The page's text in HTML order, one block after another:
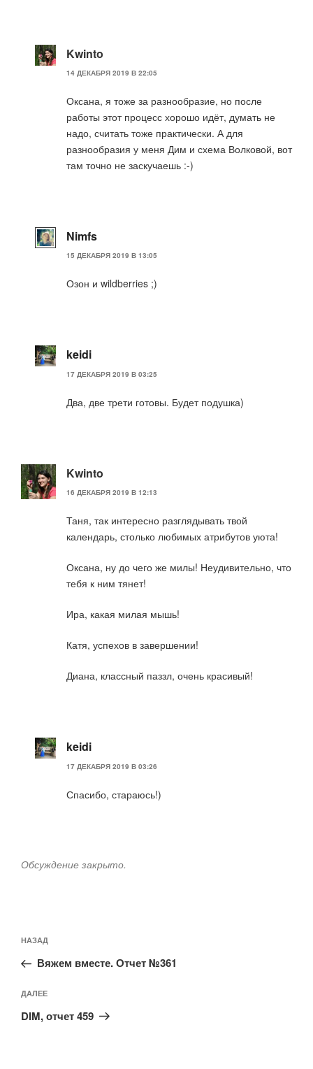
Kwinto
14 ДЕКАБРЯ 2019 В 22:05
Оксана, я тоже за разнообразие, но после
работы этот процесс хорошо идёт, думать не
надо, считать тоже практически. А для
разнообразия у меня Дим и схема Волковой, вот
там точно не заскучаешь :-)
Nimfs
15 ДЕКАБРЯ 2019 В 13:05
Озон и wildberries ;)
keidi
17 ДЕКАБРЯ 2019 В 03:25
Два, две трети готовы. Будет подушка)
Kwinto
16 ДЕКАБРЯ 2019 В 12:13
Таня, так интересно разглядывать твой
календарь, столько любимых атрибутов уюта!
Оксана, ну до чего же милы! Неудивительно, что
тебя к ним тянет!
Ира, какая милая мышь!
Катя, успехов в завершении!
Диана, классный паззл, очень красивый!
keidi
17 ДЕКАБРЯ 2019 В 03:26
Спасибо, стараюсь!)
Обсуждение закрыто.
по
записям
Предыдущая
запись:
НАЗАД
Вяжем вместе. Отчет №361
Следующая
запись
ДАЛЕЕ
DIM, отчет 459